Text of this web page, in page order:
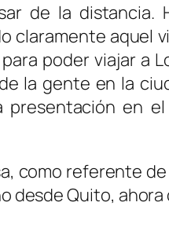
de la distancia.
claramente aquel
poder viajar a
la gente en la
en
como referente
desde Quito,